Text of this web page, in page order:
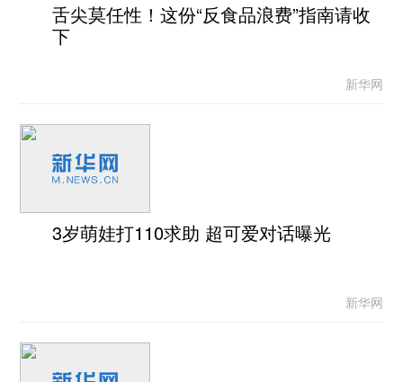
舌尖莫任性！这份“反食品浪费”指南请收
下
新华网
3岁萌娃打110求助 超可爱对话曝光
新华网